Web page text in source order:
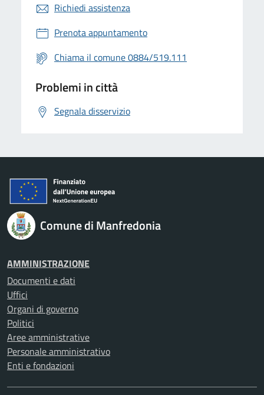
Richiedi assistenza
Prenota appuntamento
Chiama il comune 0884/519.111
Problemi in città
Segnala disservizio
Comune di Manfredonia
AMMINISTRAZIONE
Documenti e dati
Uffici
Organi di governo
Politici
Aree amministrative
Personale amministrativo
Enti e fondazioni